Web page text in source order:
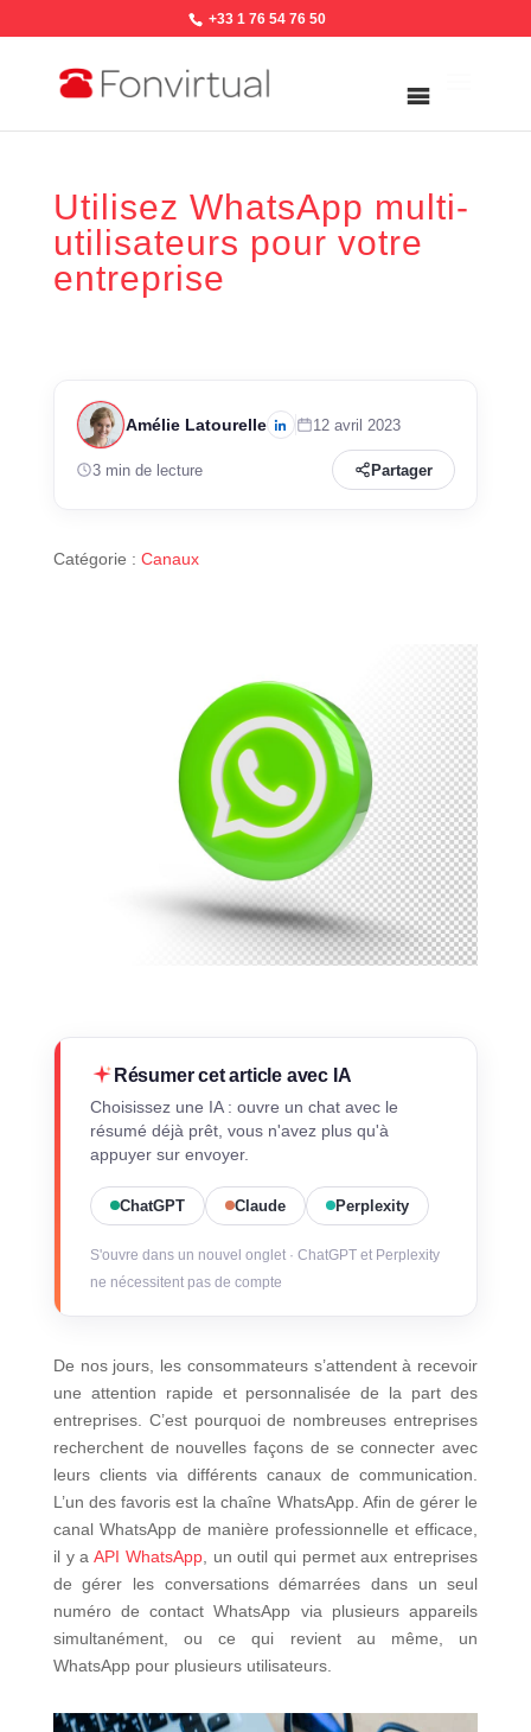
+33 1 76 54 76 50
Utilisez WhatsApp multi-
utilisateurs pour votre
entreprise
Amélie Latourelle 12 avril 2023
3 min de lecture Partager
Catégorie : Canaux
Résumer cet article avec IA
Choisissez une IA : ouvre un chat avec le
résumé déjà prêt, vous n'avez plus qu'à
appuyer sur envoyer.
ChatGPT Claude Perplexity
S'ouvre dans un nouvel onglet · ChatGPT et Perplexity
ne nécessitent pas de compte
De nos jours, les consommateurs s’attendent à recevoir
une attention rapide et personnalisée de la part des
entreprises. C’est pourquoi de nombreuses entreprises
recherchent de nouvelles façons de se connecter avec
leurs clients via différents canaux de communication.
L’un des favoris est la chaîne WhatsApp. Afin de gérer le
canal WhatsApp de manière professionnelle et efficace,
il y aAPI WhatsApp, un outil qui permet aux entreprises
de gérer les conversations démarrées dans un seul
numéro de contact WhatsApp via plusieurs appareils
simultanément, ou ce qui revient au même, un
WhatsApp pour plusieurs utilisateurs.